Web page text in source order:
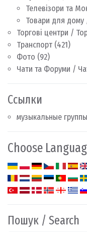
Телевізори та
Товари для
Торгові центри /
Транспорт (421)
Фото (92)
Чати та Форуми /
Ссылки
музыкальные
Choose
Пошук / Search